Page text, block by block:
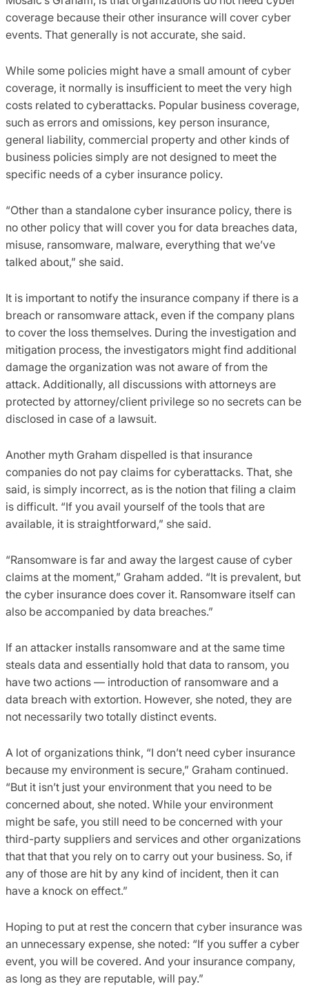
coverage because their other insurance will cover cyber
events. That generally is not accurate, she said.
While some policies might have a small amount of cyber
coverage, it normally is insufficient to meet the very high
costs related to cyberattacks. Popular business coverage,
such as errors and omissions, key person insurance,
general liability, commercial property and other kinds of
business policies simply are not designed to meet the
specific needs of a cyber insurance policy.
“Other than a standalone cyber insurance policy, there is
no other policy that will cover you for data breaches data,
misuse, ransomware, malware, everything that we’ve
talked about,” she said.
It is important to notify the insurance company if there is a
breach or ransomware attack, even if the company plans
to cover the loss themselves. During the investigation and
mitigation process, the investigators might find additional
damage the organization was not aware of from the
attack. Additionally, all discussions with attorneys are
protected by attorney/client privilege so no secrets can be
disclosed in case of a lawsuit.
Another myth Graham dispelled is that insurance
companies do not pay claims for cyberattacks. That, she
said, is simply incorrect, as is the notion that filing a claim
is difficult. “If you avail yourself of the tools that are
available, it is straightforward,” she said.
“Ransomware is far and away the largest cause of cyber
claims at the moment,” Graham added. “It is prevalent, but
the cyber insurance does cover it. Ransomware itself can
also be accompanied by data breaches.”
If an attacker installs ransomware and at the same time
steals data and essentially hold that data to ransom, you
have two actions — introduction of ransomware and a
data breach with extortion. However, she noted, they are
not necessarily two totally distinct events.
A lot of organizations think, “I don’t need cyber insurance
because my environment is secure,” Graham continued.
“But it isn’t just your environment that you need to be
concerned about, she noted. While your environment
might be safe, you still need to be concerned with your
third-party suppliers and services and other organizations
that that that you rely on to carry out your business. So, if
any of those are hit by any kind of incident, then it can
have a knock on effect.”
Hoping to put at rest the concern that cyber insurance was
an unnecessary expense, she noted: “If you suffer a cyber
event, you will be covered. And your insurance company,
as long as they are reputable, will pay.”